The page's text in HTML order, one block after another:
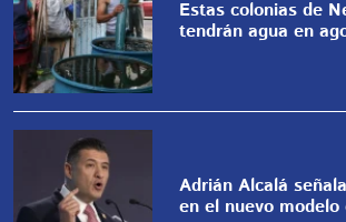
Estas colonias de
tendrán agua en
Adrián Alcalá
en el nuevo